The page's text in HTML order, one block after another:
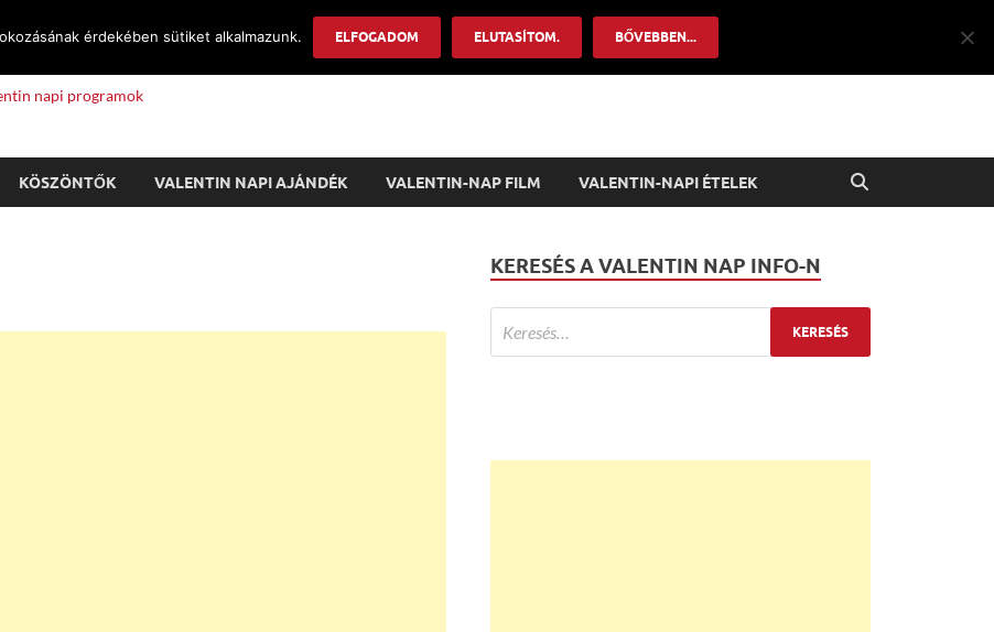
Info
napi programok
KÖSZÖNTŐK VALENTIN NAPI AJÁNDÉK VALENTIN-NAP FILM VALENTIN-NAPI ÉTELEK
KERESÉS A VALENTIN NAP INFO-N
érdekében sütiket alkalmazunk. ELFOGADOM ELUTASÍTOM. BŐVEBBEN...